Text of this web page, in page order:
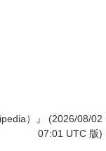
）』 (2026/08/02
07:01 UTC 版)